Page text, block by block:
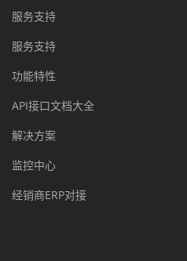
服务支持
服务支持
功能特性
API接口文档大全
解决方案
监控中心
经销商ERP对接